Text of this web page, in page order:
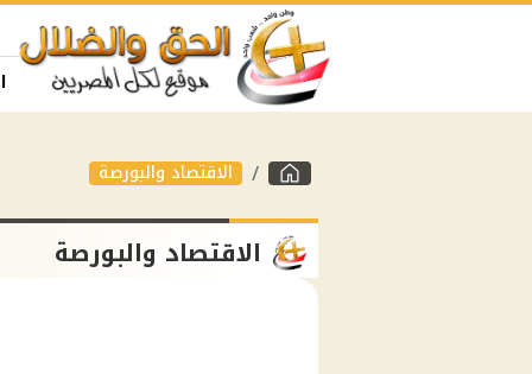
الاقتصاد والبورصة
الاقتصاد والبورصة